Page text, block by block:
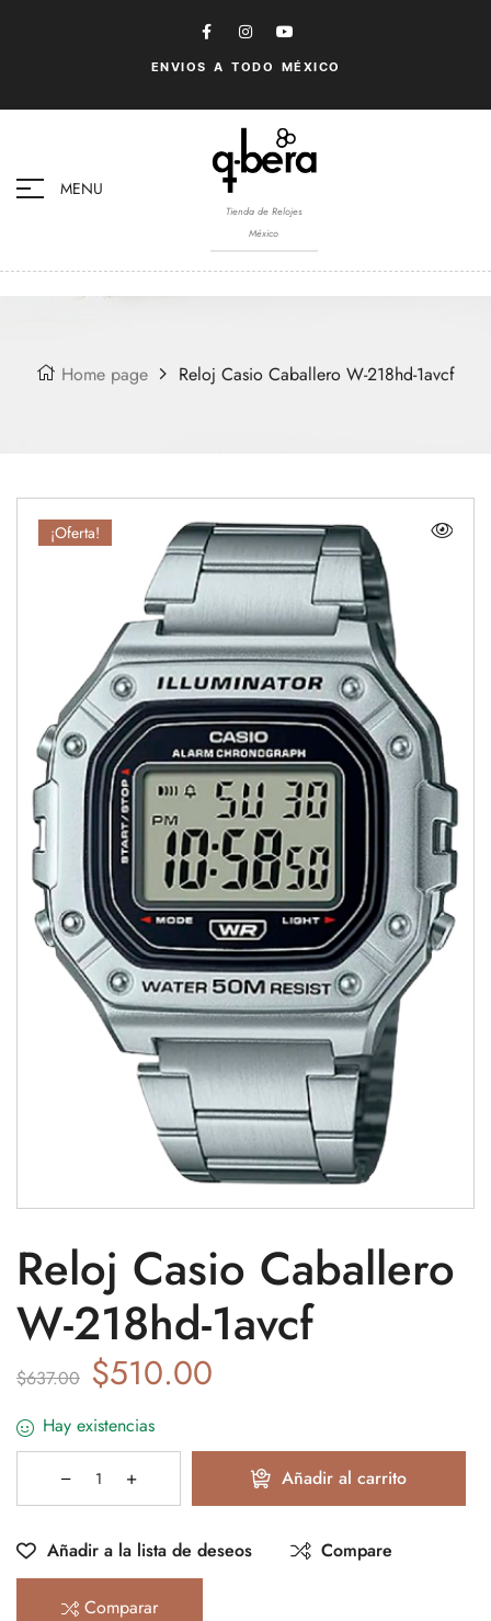
ENVIOS A TODO MÉXICO
MENU
Tienda de Relojes
México
Home page Reloj Casio Caballero W-218hd-1avcf
¡Oferta!
Reloj Casio Caballero
W-218hd-1avcf
$637.00 $510.00
Hay existencias
Añadir al carrito
Añadir a la lista de deseos Compare
Comparar